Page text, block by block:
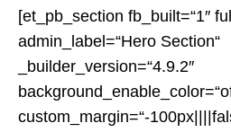
[et_pb_section fb_built=“1″
admin_label=“Hero Section“
_builder_version=“4.9.2″
custom_margin=“-